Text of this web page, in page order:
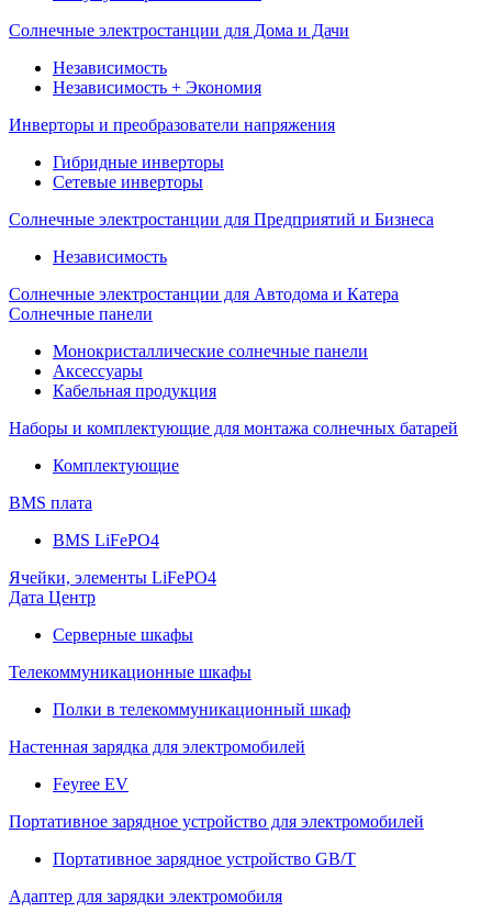
Солнечные электростанции для Дома и Дачи
Независимость
Независимость + Экономия
Инверторы и преобразователи напряжения
Гибридные инверторы
Сетевые инверторы
Солнечные электростанции для Предприятий и Бизнеса
Независимость
Солнечные электростанции для Автодома и Катера
Солнечные панели
Монокристаллические солнечные панели
Аксессуары
Кабельная продукция
Наборы и комплектующие для монтажа солнечных батарей
Комплектующие
BMS плата
BMS LiFePO4
Ячейки, элементы LiFePO4
Дата Центр
Серверные шкафы
Телекоммуникационные шкафы
Полки в телекоммуникационный шкаф
Настенная зарядка для электромобилей
Feyree EV
Портативное зарядное устройство для электромобилей
Портативное зарядное устройство GB/T
Адаптер для зарядки электромобиля